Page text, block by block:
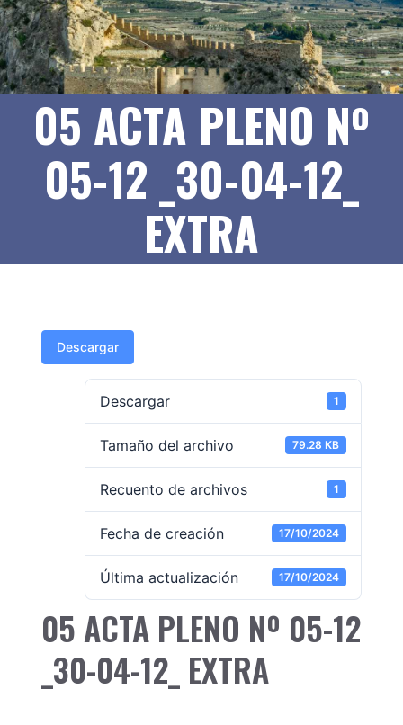
05 ACTA PLENO Nº
05-12 _30-04-12_
EXTRA
Descargar
Descargar 1
Tamaño del archivo 79.28 KB
Recuento de archivos 1
Fecha de creación 17/10/2024
Última actualización 17/10/2024
05 ACTA PLENO Nº 05-12
_30-04-12_ EXTRA